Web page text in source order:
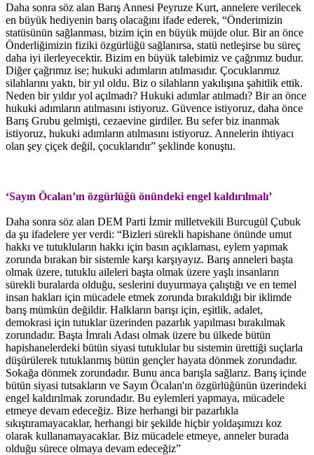
Daha sonra söz alan Barış Annesi Peyruze Kurt, annelere verilecek
en büyük hediyenin barış olacağını ifade ederek, “Önderimizin
statüsünün sağlanması, bizim için en büyük müjde olur. Bir an önce
Önderliğimizin fiziki özgürlüğü sağlanırsa, statü netleşirse bu süreç
daha iyi ilerleyecektir. Bizim en büyük talebimiz ve çağrımız budur.
Diğer çağrımız ise; hukuki adımların atılmasıdır. Çocuklarımız
silahlarını yaktı, bir yıl oldu. Biz o silahların yakılışına şahitlik ettik.
Neden bir yıldır yol açılmadı? Hukuki adımlar atılmadı? Bir an önce
hukuki adımların atılmasını istiyoruz. Güvence istiyoruz, daha önce
Barış Grubu gelmişti, cezaevine girdiler. Bu sefer biz inanmak
istiyoruz, hukuki adımların atılmasını istiyoruz. Annelerin ihtiyacı
olan şey çiçek değil, çocuklarıdır” şeklinde konuştu.
‘Sayın Öcalan’ın özgürlüğü önündeki engel kaldırılmalı’
Daha sonra söz alan DEM Parti İzmir milletvekili Burcugül Çubuk
da şu ifadelere yer verdi: “Bizleri sürekli hapishane önünde umut
hakkı ve tutukluların hakkı için basın açıklaması, eylem yapmak
zorunda bırakan bir sistemle karşı karşıyayız. Barış anneleri başta
olmak üzere, tutuklu aileleri başta olmak üzere yaşlı insanların
sürekli buralarda olduğu, seslerini duyurmaya çalıştığı ve en temel
insan hakları için mücadele etmek zorunda bırakıldığı bir iklimde
barış mümkün değildir. Halkların barışı için, eşitlik, adalet,
demokrasi için tutuklar üzerinden pazarlık yapılması bırakılmak
zorundadır. Başta İmralı Adası olmak üzere bu ülkede bütün
hapishanelerdeki bütün siyasi tutuklular bu sistemin ürettiği suçlarla
düşürülerek tutuklanmış bütün gençler hayata dönmek zorundadır.
Sokağa dönmek zorundadır. Bunu anca barışla sağlarız. Barış içinde
bütün siyasi tutsakların ve Sayın Öcalan'ın özgürlüğünün üzerindeki
engel kaldırılmak zorundadır. Bu eylemleri yapmaya, mücadele
etmeye devam edeceğiz. Bize herhangi bir pazarlıkla
sıkıştıramayacaklar, herhangi bir şekilde hiçbir yoldaşımızı koz
olarak kullanamayacaklar. Biz mücadele etmeye, anneler burada
olduğu sürece olmaya devam edeceğiz”